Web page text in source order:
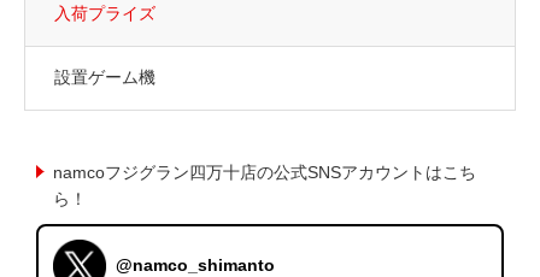
入荷プライズ
設置ゲーム機
namcoフジグラン四万十店の公式SNSアカウントはこち
ら！
@namco_shimanto